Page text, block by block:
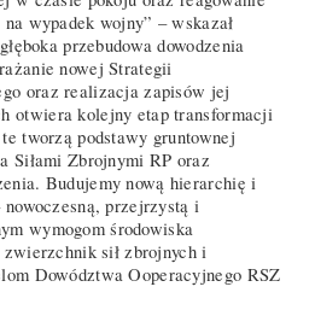
wypadek wojny” – wskazał
przebudowa dowodzenia
nowej Strategii
oraz realizacja zapisów jej
otwiera kolejny etap transformacji
tworzą podstawy gruntownej
Siłami Zbrojnymi RP oraz
Budujemy nową hierarchię i
przejrzystą i
wymogom środowiska
zwierzchnik sił zbrojnych i
Dowództwa Ooperacyjnego RSZ